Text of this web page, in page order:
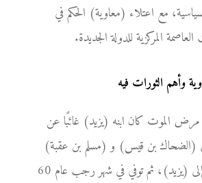
مع اعتلاء (معاوية) الحكم في
المركزية للدولة الجديدة.
وأهم الثورات فيه
الموت كان ابنه (يزيد) غائبًا عن
بن قيس) و (مسلم بن عقبة)
وأدى إليهما وصيته إلى (يزيد)، ثم توفي في شهر رجب عام 60